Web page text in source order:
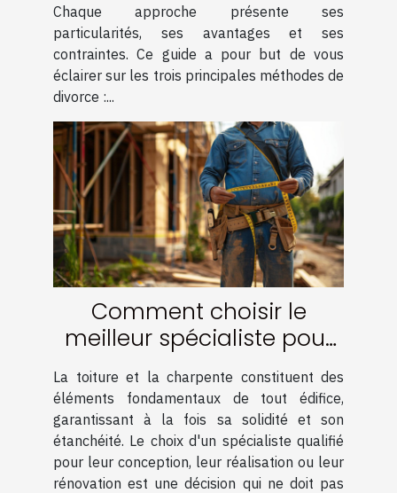
Chaque approche présente ses
particularités, ses avantages et ses
contraintes. Ce guide a pour but de vous
éclairer sur les trois principales méthodes de
divorce :...
Comment choisir le
meilleur spécialiste pour
votre charpente et
couverture
La toiture et la charpente constituent des
éléments fondamentaux de tout édifice,
garantissant à la fois sa solidité et son
étanchéité. Le choix d'un spécialiste qualifié
pour leur conception, leur réalisation ou leur
rénovation est une décision qui ne doit pas